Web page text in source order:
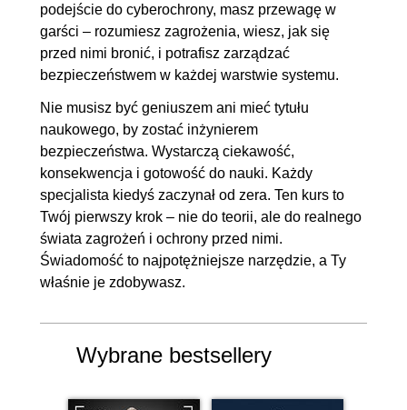
3.2. Jakie są techniki
zabezpieczania sieci przed
atakami typu man-in-the-
00:05:51
3.3. Co to jest skanowanie
portów, jak działa i czym się je
wykonuje? [25]
3.4. Co to jest backdoor i jak w
praktyce działa? [26]
3.5. Co oznacza pojęcie 'zero-
day exploit'? [27]
00:03:18
się przed nimi bronić? [28]
3.7. Jak działają ataki na
00:05:22
podejście do cyberochrony, masz przewagę w
garści – rozumiesz zagrożenia, wiesz, jak się
przed nimi bronić, i potrafisz zarządzać
bezpieczeństwem w każdej warstwie systemu.
Nie musisz być geniuszem ani mieć tytułu
naukowego, by zostać inżynierem
bezpieczeństwa. Wystarczą ciekawość,
konsekwencja i gotowość do nauki. Każdy
specjalista kiedyś zaczynał od zera. Ten kurs to
Twój pierwszy krok – nie do teorii, ale do realnego
świata zagrożeń i ochrony przed nimi.
Świadomość to najpotężniejsze narzędzie, a Ty
właśnie je zdobywasz.
Wybrane bestsellery